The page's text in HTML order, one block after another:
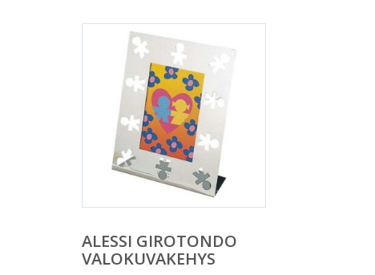
ALESSI GIROTONDO
VALOKUVAKEHYS